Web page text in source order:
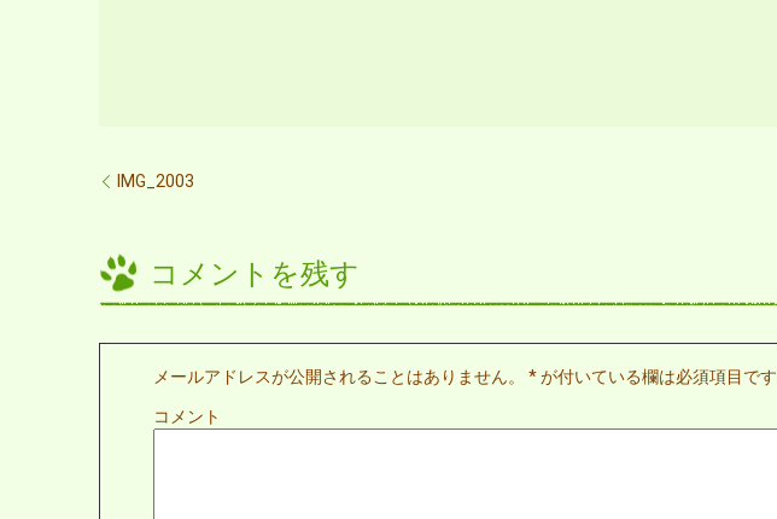
IMG_2003
コメントを残す
メールアドレスが公開されることはありません。 *が付いている欄は必須項目です
コメント